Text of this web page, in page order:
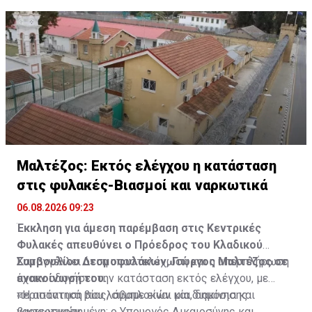
Φωτογραφία από Κύπρο με παπουτσοσυκιές με
ψευδόκοκκο
Μαλτέζος: Εκτός ελέγχου η κατάσταση
στις φυλακές-Βιασμοί και ναρκωτικά
06.08.2026 09:23
Έκκληση για άμεση παρέμβαση στις Κεντρικές
Φυλακές απευθύνει ο Πρόεδρος του Κλαδικού
Συμβουλίου Δεσμοφυλάκων, Γιώργος Μαλτέζος σε
ανακοίνωσή του.
Καταγγέλλει ότι η υποστελέχωση και η υπερπλήρωση
έχουν οδηγήσει την κατάσταση εκτός ελέγχου, με
περιστατικά βίας, συμπλοκών και διακίνησης
«Η απάντηση που λάβαμε είναι μία, δημόσια και